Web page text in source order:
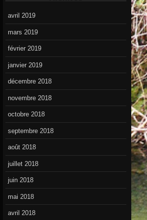
avril 2019
mars 2019
février 2019
janvier 2019
décembre 2018
novembre 2018
octobre 2018
septembre 2018
août 2018
juillet 2018
juin 2018
mai 2018
avril 2018